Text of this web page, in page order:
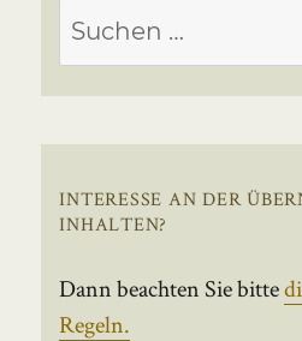
Suchen
nach:
INTERESSE AN DER
INHALTEN?
Dann beachten Sie bitte
Regeln.